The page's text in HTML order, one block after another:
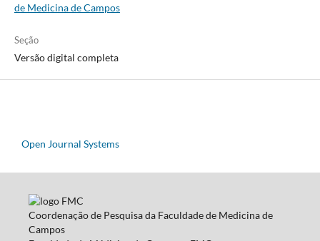
de Medicina de Campos
Seção
Versão digital completa
Open Journal Systems
Coordenação de Pesquisa da Faculdade de Medicina de
Campos